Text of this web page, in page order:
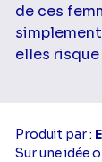
de ces
elles
Produit par :
Sur une idée